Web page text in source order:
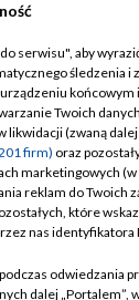
TVP
TVP
Sklep TVP
Reklamy
Handlowa
Emisja w TVP
TVP
prywatności
Moje zgody
Biuro reklamy
serwisu", aby
śledzenia i
końcowym
Twoich
likwidacji (zwaną
firm) oraz
marketingowych
reklam do Twoich
które
nas identyfikatora
odwiedzania
dalej „Portalem”,